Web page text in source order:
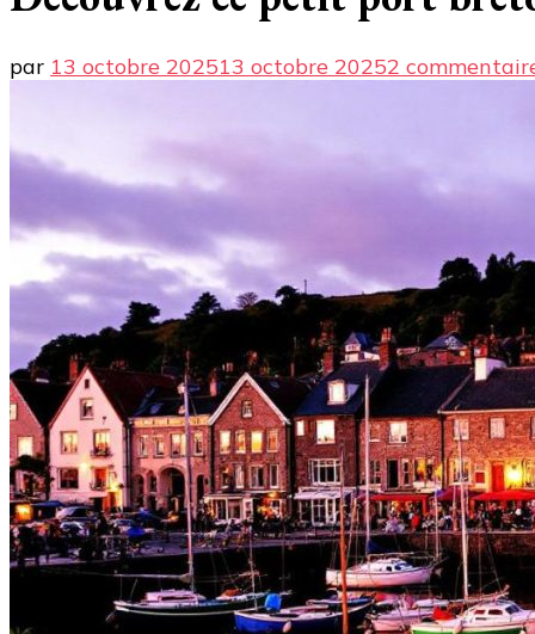
par 13 octobre 202513 octobre 20252